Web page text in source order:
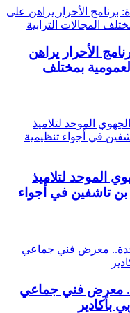
الأحرار يراهن
بمختلف
الموحد لتلاميذ
بن تاشفين في أجواء
معرض فني جماعي
بأكادير